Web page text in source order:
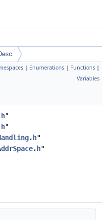
| Enumerations | Functions |
Variables
"
"
"
"